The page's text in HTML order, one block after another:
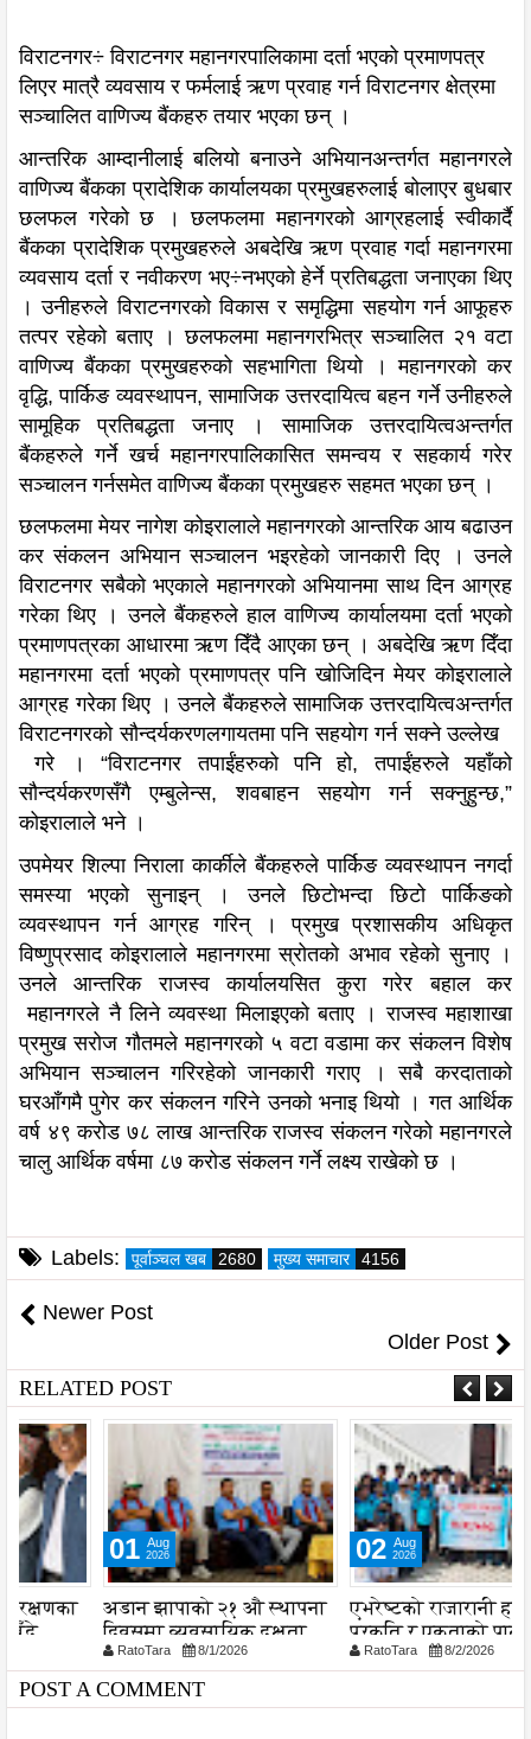
विराटनगर÷ विराटनगर महानगरपालिकामा दर्ता भएको प्रमाणपत्र
लिएर मात्रै व्यवसाय र फर्मलाई ऋण प्रवाह गर्न विराटनगर क्षेत्रमा
सञ्चालित वाणिज्य बैंकहरु तयार भएका छन् ।
आन्तरिक आम्दानीलाई बलियो बनाउने अभियानअन्तर्गत महानगरले
वाणिज्य बैंकका प्रादेशिक कार्यालयका प्रमुखहरुलाई बोलाएर बुधबार
छलफल गरेको छ । छलफलमा महानगरको आग्रहलाई स्वीकार्दै
बैंकका प्रादेशिक प्रमुखहरुले अबदेखि ऋण प्रवाह गर्दा महानगरमा
व्यवसाय दर्ता र नवीकरण भए÷नभएको हेर्ने प्रतिबद्धता जनाएका थिए
। उनीहरुले विराटनगरको विकास र समृद्धिमा सहयोग गर्न आफूहरु
तत्पर रहेको बताए । छलफलमा महानगरभित्र सञ्चालित २१ वटा
वाणिज्य बैंकका प्रमुखहरुको सहभागिता थियो । महानगरको कर
वृद्धि, पार्किङ व्यवस्थापन, सामाजिक उत्तरदायित्व बहन गर्ने उनीहरुले
सामूहिक प्रतिबद्धता जनाए । सामाजिक उत्तरदायित्वअन्तर्गत
बैंकहरुले गर्ने खर्च महानगरपालिकासित समन्वय र सहकार्य गरेर
सञ्चालन गर्नसमेत वाणिज्य बैंकका प्रमुखहरु सहमत भएका छन् ।
छलफलमा मेयर नागेश कोइरालाले महानगरको आन्तरिक आय बढाउन
कर संकलन अभियान सञ्चालन भइरहेको जानकारी दिए । उनले
विराटनगर सबैको भएकाले महानगरको अभियानमा साथ दिन आग्रह
गरेका थिए । उनले बैंकहरुले हाल वाणिज्य कार्यालयमा दर्ता भएको
प्रमाणपत्रका आधारमा ऋण दिँदै आएका छन् । अबदेखि ऋण दिँदा
महानगरमा दर्ता भएको प्रमाणपत्र पनि खोजिदिन मेयर कोइरालाले
आग्रह गरेका थिए । उनले बैंकहरुले सामाजिक उत्तरदायित्वअन्तर्गत
विराटनगरको सौन्दर्यकरणलगायतमा पनि सहयोग गर्न सक्ने उल्लेख
गरे । “विराटनगर तपाईंहरुको पनि हो, तपाईंहरुले यहाँको
सौन्दर्यकरणसँगै एम्बुलेन्स, शवबाहन सहयोग गर्न सक्नुहुन्छ,”
कोइरालाले भने ।
उपमेयर शिल्पा निराला कार्कीले बैंकहरुले पार्किङ व्यवस्थापन नगर्दा
समस्या भएको सुनाइन् । उनले छिटोभन्दा छिटो पार्किङको
व्यवस्थापन गर्न आग्रह गरिन् । प्रमुख प्रशासकीय अधिकृत
विष्णुप्रसाद कोइरालाले महानगरमा स्रोतको अभाव रहेको सुनाए ।
उनले आन्तरिक राजस्व कार्यालयसित कुरा गरेर बहाल कर
महानगरले नै लिने व्यवस्था मिलाइएको बताए । राजस्व महाशाखा
प्रमुख सरोज गौतमले महानगरको ५ वटा वडामा कर संकलन विशेष
अभियान सञ्चालन गरिरहेको जानकारी गराए । सबै करदाताको
घरआँगमै पुगेर कर संकलन गरिने उनको भनाइ थियो । गत आर्थिक
वर्ष ४९ करोड ७८ लाख आन्तरिक राजस्व संकलन गरेको महानगरले
चालु आर्थिक वर्षमा ८७ करोड संकलन गर्ने लक्ष्य राखेको छ ।
Labels: पूर्वाञ्चल खब 2680 मुख्य समाचार 4156
Newer Post
Older Post
RELATED POST
01
अडान झापाको २१ औ स्थापना
दिवसमा व्यवसायिक दक्षता,
विश्वसनीयता र गुणस्तरमा
जोड
8/1/2026
02 Aug
2026
एभरेष्टको राजारानी हाइकिङ -
प्रकृति र एकताको पाठशाला
8/2/2026
POST A COMMENT